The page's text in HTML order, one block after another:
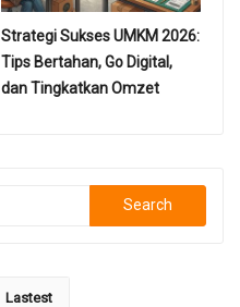
Strategi Sukses UMKM 2026:
Tips Bertahan, Go Digital,
dan Tingkatkan Omzet
Search
Lastest